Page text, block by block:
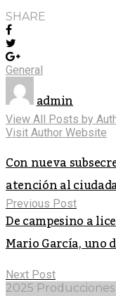
SHARE
General
admin
View All Posts by
Visit Author Website
Con nueva
atención al
Previous Post
De campesino a
Mario García, uno
Next Post
2025